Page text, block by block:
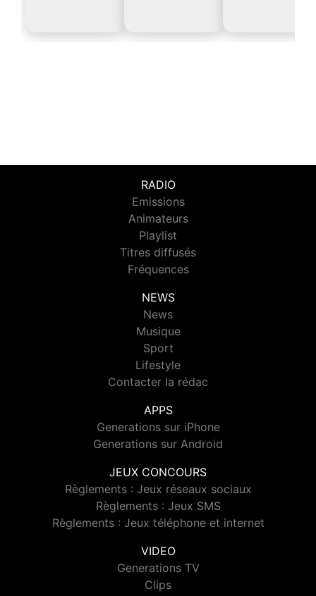
RADIO
Emissions
Animateurs
Playlist
Titres diffusés
Fréquences
NEWS
News
Musique
Sport
Lifestyle
Contacter la rédac
APPS
Generations sur iPhone
Generations sur Android
JEUX CONCOURS
Règlements : Jeux réseaux sociaux
Règlements : Jeux SMS
Règlements : Jeux téléphone et internet
VIDEO
Generations TV
Clips